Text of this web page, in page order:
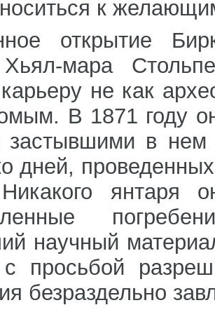
к
открытие
Хьял-мара
не как
В 1871 году
застывшими в нем
дней,
научный
с просьбой
безраздельно